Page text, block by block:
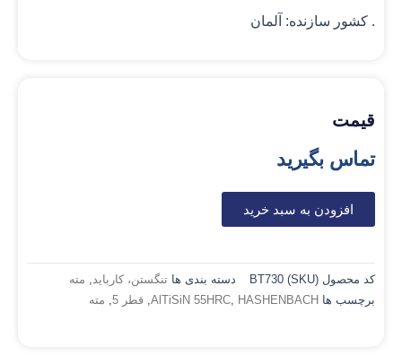
. کشور سازنده: آلمان
قیمت
تماس بگیرید
افزودن به سبد خرید
کد محصول (SKU) BT730 دسته بندی ها تنگستن، کارباید, مته
برچسب ها
AlTiSiN 55HRC, HASHENBACH
, قطر 5 , مته